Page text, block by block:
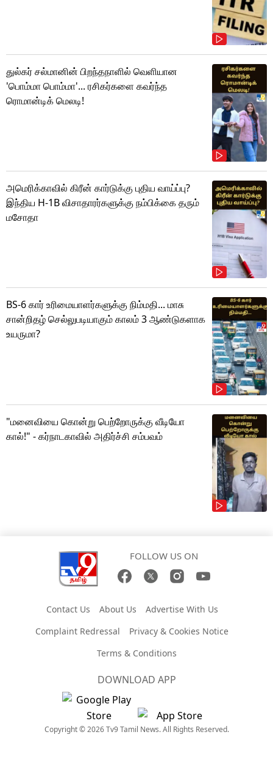
துல்கர் சல்மானின் பிறந்தநாளில் வெளியான
'பொம்மா பொம்மா'... ரசிகர்களை கவர்ந்த
ரொமான்டிக் மெலடி!
அமெரிக்காவில் கிரீன் கார்டுக்கு புதிய வாய்ப்பு?
இந்திய H-1B விசாதாரர்களுக்கு நம்பிக்கை தரும்
மசோதா
BS-6 கார் உரிமையாளர்களுக்கு நிம்மதி... மாசு
சான்றிதழ் செல்லுபடியாகும் காலம் 3 ஆண்டுகளாக
உயருமா?
"மனைவியை கொன்று பெற்றோருக்கு வீடியோ
கால்!" - கர்நாடகாவில் அதிர்ச்சி சம்பவம்
FOLLOW US ON
Contact Us About Us
Advertise With Us
Complaint Redressal
Privacy & Cookies Notice
Terms & Conditions
DOWNLOAD APP
Copyright © 2026 Tv9 Tamil News. All Rights Reserved.